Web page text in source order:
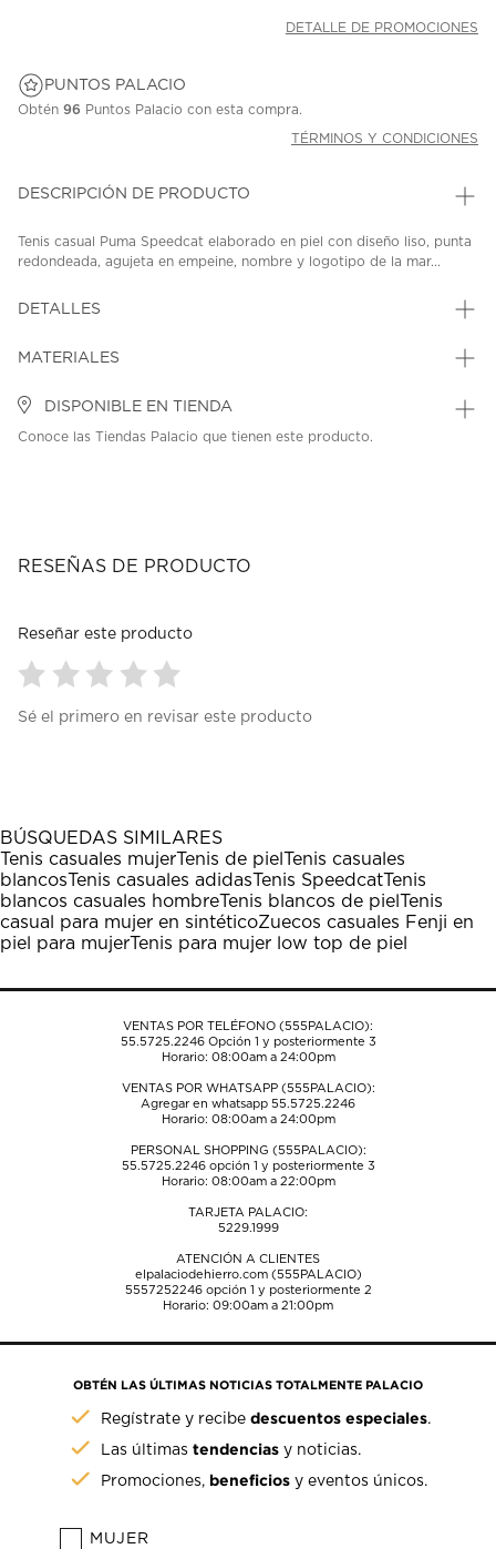
DETALLE DE PROMOCIONES
PUNTOS PALACIO
Obtén 96 Puntos Palacio con esta compra.
TÉRMINOS Y CONDICIONES
DESCRIPCIÓN DE PRODUCTO
Tenis casual Puma Speedcat elaborado en piel con diseño liso, punta
redondeada, agujeta en empeine, nombre y logotipo de la mar...
DETALLES
MATERIALES
DISPONIBLE EN TIENDA
Conoce las Tiendas Palacio que tienen este producto.
RESEÑAS DE PRODUCTO
Reseñar este producto
para
1
estrella
Esta
acción
abrirá
el
formulario
envío.
para
estrellas.
Esta
acción
abrirá
el
formulario
envío.
para
estrellas.
Esta
acción
abrirá
el
formulario
envío.
para
estrellas.
Esta
acción
abrirá
el
formulario
envío.
para
estrellas.
Esta
acción
abrirá
el
formulario
envío.
Sé el primero en revisar este producto
BÚSQUEDAS SIMILARES
Tenis casuales mujerTenis de piel Tenis casuales
blancosTenis casuales adidasTenis SpeedcatTenis
blancos casuales hombreTenis blancos de piel Tenis
casual para mujer en sintéticoZuecos casuales Fenji en
piel para mujerTenis para mujer low top de piel
VENTAS POR TELÉFONO (555PALACIO):
55.5725.2246Opción 1 y posteriormente 3
Horario: 08:00am a 24:00pm
VENTAS POR WHATSAPP (555PALACIO):
Agregar en whatsapp 55.5725.2246
Horario: 08:00am a 24:00pm
PERSONAL SHOPPING (555PALACIO):
55.5725.2246opción 1 y posteriormente 3
Horario: 08:00am a 22:00pm
TARJETA PALACIO:
5229.1999
ATENCIÓN A CLIENTES
elpalaciodehierro.com (555PALACIO)
5557252246opción 1 y posteriormente 2
Horario: 09:00am a 21:00pm
OBTÉN LAS ÚLTIMAS NOTICIAS TOTALMENTE PALACIO
Regístrate y recibedescuentos especiales.
Las últimastendencias y noticias.
Promociones, beneficios y eventos únicos.
MUJER